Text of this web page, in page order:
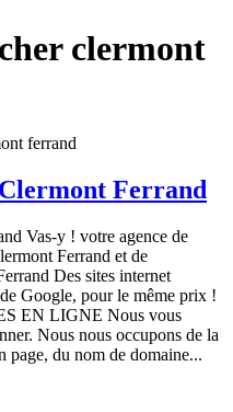
clermont
ferrand
Ferrand
Vas-y ! votre agence de
Ferrand et de
Des sites internet
Google, pour le même prix !
EN LIGNE Nous vous
Nous nous occupons de la
page, du nom de domaine...